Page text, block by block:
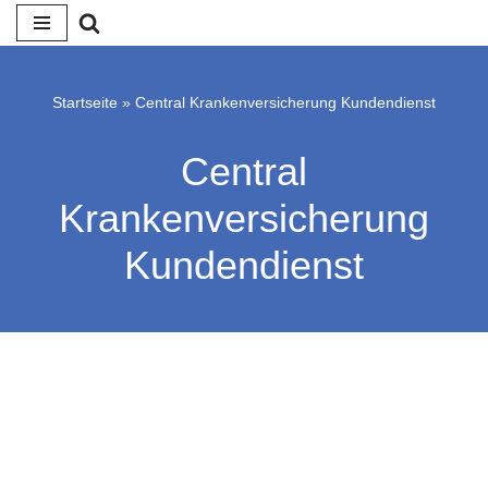
springenStartseite » Central Krankenversicherung Kundendienst
Central
Krankenversicherung
Kundendienst